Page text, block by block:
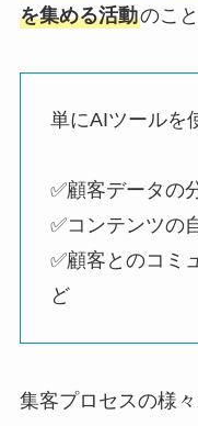
を集める活動のこ
単にAIツールを
✅️顧客データの
✅️コンテンツの
✅️顧客とのコミ
ど
集客プロセスの様